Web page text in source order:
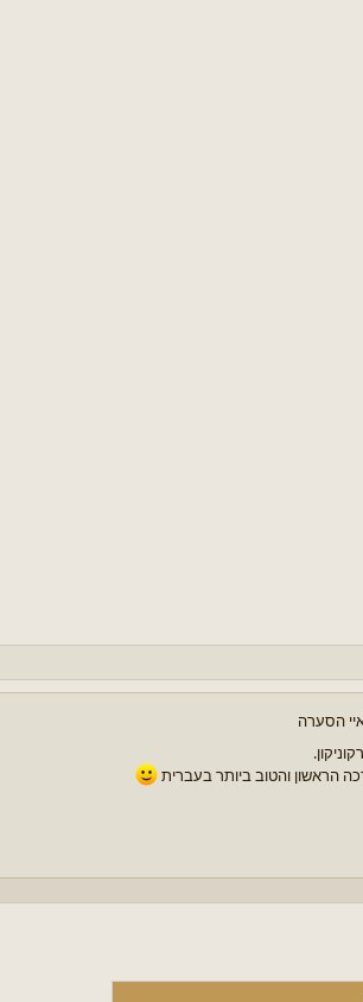
הסערה
הראשון והטוב ביותר בעברית